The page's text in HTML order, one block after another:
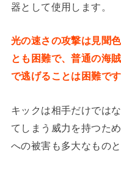
器として使用します。
光の速さの攻撃は見聞
とも困難で、普通の海
で逃げることは困難です
キックは相手だけでは
てしまう威力を持つた
への被害も多大なもの